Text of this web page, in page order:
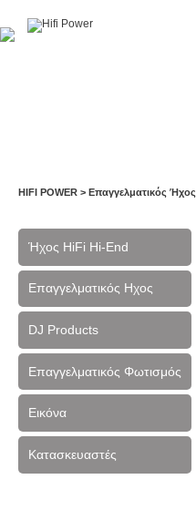
HIFI POWER > Επαγγελματικός Ήχος
Ήχος HiFi Hi-End
Επαγγελματικός Ηχος
DJ Products
Επαγγελματικός Φωτισμός
Εικόνα
Κατασκευαστές